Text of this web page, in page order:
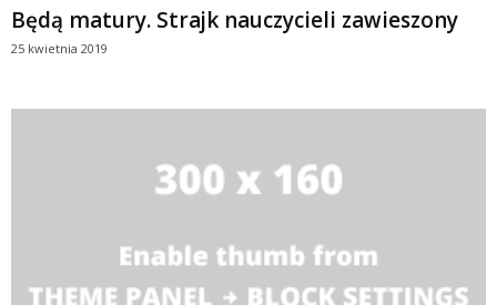
Będą matury. Strajk nauczycieli zawieszony
25 kwietnia 2019